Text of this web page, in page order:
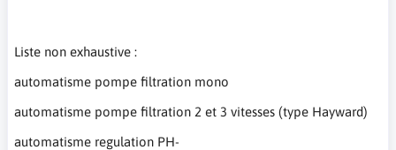
Liste non exhaustive :
automatisme pompe filtration mono
automatisme pompe filtration 2 et 3 vitesses (type Hayward)
automatisme regulation PH-